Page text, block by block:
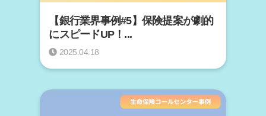
【銀行業界事例#5】保険提案が劇的
にスピードUP！...
2025.04.18